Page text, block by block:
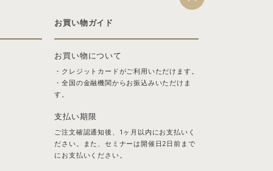
お買い物ガイド
お買い物について
・クレジットカードがご利用いただけます。
・全国の金融機関からお振込みいただけま
す。
支払い期限
ご注文確認通知後、1ヶ月以内にお支払いく
ださい。また、セミナーは開催日2日前まで
にお支払いください。